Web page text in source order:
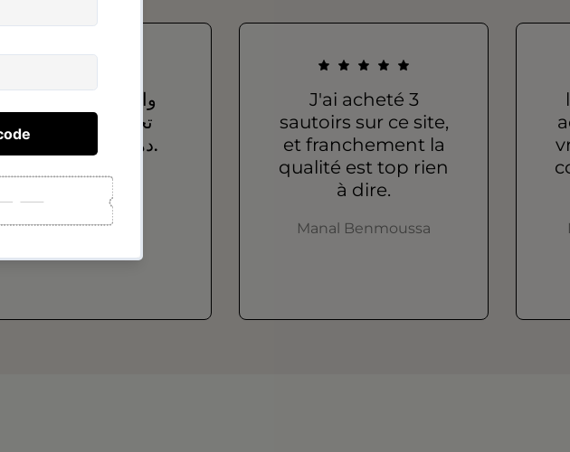
واعرين، إلا شفتيهم
تحلفي عليهم حتى
دهب… شكراً بزاف.
J'ai acheté 3
sautoirs sur ce site,
et franchement la
qualité est top rien
à dire.
Manal Benmoussa